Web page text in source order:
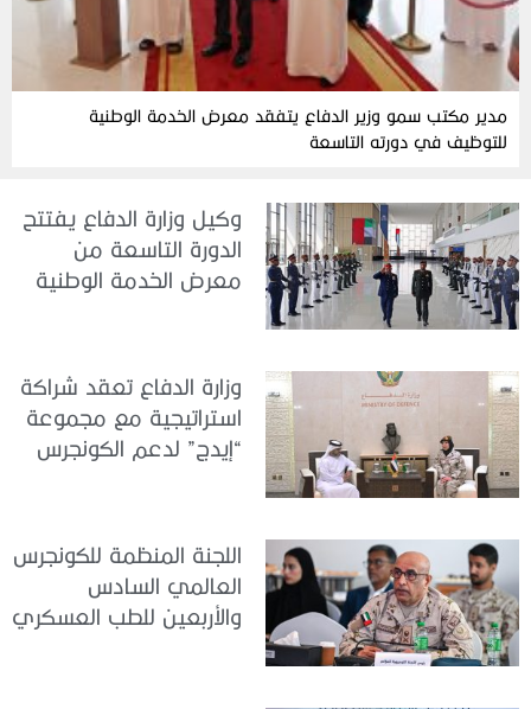
مدير مكتب سمو وزير الدفاع يتفقد معرض الخدمة الوطنية
للتوظيف في دورته التاسعة
وكيل وزارة الدفاع يفتتح
الدورة التاسعة من
معرض الخدمة الوطنية
وزارة الدفاع تعقد شراكة
استراتيجية مع مجموعة
“إيدج” لدعم الكونجرس
اللجنة المنظمة للكونجرس
العالمي السادس
والأربعين للطب العسكري